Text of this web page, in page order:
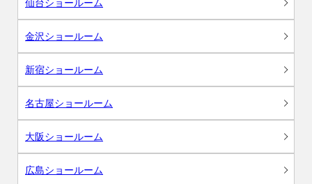
仙台ショールーム
金沢ショールーム
新宿ショールーム
名古屋ショールーム
大阪ショールーム
広島ショールーム